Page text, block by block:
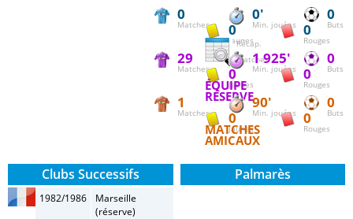
0
Matches
0'
Min. jouées
0
Buts
0
Jaunes
0
Rouges
Récap.
matches
29
Matches
1 925'
Min. jouées
0
Buts
0
Jaunes
0
Rouges
ÉQUIPE
RÉSERVE
1
Matches
90'
Min. jouées
0
Buts
0
Jaunes
0
Rouges
MATCHES
AMICAUX
Clubs Successifs
1982/1986
Marseille
(réserve)
Palmarès